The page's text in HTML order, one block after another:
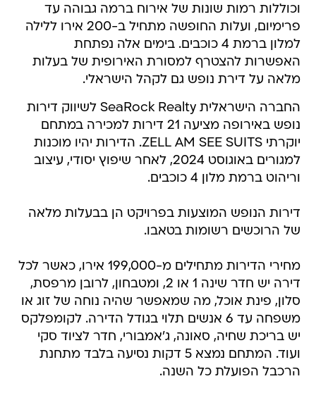
וכוללות רמות שונות של אירוח ברמה גבוהה עד
פרימיום, ועלות החופשה מתחיל ב-200 אירו ללילה
למלון ברמת 4 כוכבים. בימים אלה נפתחת
האפשרות להצטרף למסורת האירופית של בעלות
מלאה על דירת נופש גם לקהל הישראלי.
החברה הישראלית SeaRock Realty לשיווק דירות
נופש באירופה מציעה 21 דירות למכירה במתחם
יוקרתי ZELL AM SEE SUITS. הדירות יהיו מוכנות
למגורים באוגוסט 2024, לאחר שיפוץ יסודי, עיצוב
וריהוט ברמת מלון 4 כוכבים.
דירות הנופש המוצעות בפרויקט הן בבעלות מלאה
של הרוכשים רשומות בטאבו.
מחירי הדירות מתחילים מ-199,000 אירו, כאשר לכל
דירה יש חדר שינה 1 או 2, ומטבחון, לרובן מרפסת,
סלון, פינת אוכל, מה שמאפשר שהיה נוחה של זוג או
משפחה עד 6 אנשים תלוי בגודל הדירה. לקומפלקס
יש בריכת שחיה, סאונה, ג'אמבורי, חדר לציוד סקי
ועוד. המתחם נמצא 5 דקות נסיעה בלבד מתחנת
הרכבל הפועלת כל השנה.